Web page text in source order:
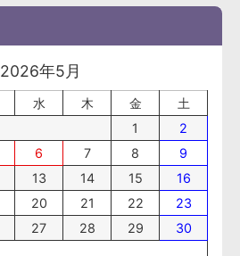
2026年5月
水 木 金
土
1
2
6 7 8
9
13 14 15
16
20 21 22
23
27 28 29
30